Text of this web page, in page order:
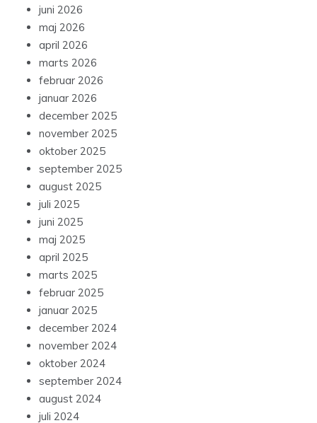
juni 2026
maj 2026
april 2026
marts 2026
februar 2026
januar 2026
december 2025
november 2025
oktober 2025
september 2025
august 2025
juli 2025
juni 2025
maj 2025
april 2025
marts 2025
februar 2025
januar 2025
december 2024
november 2024
oktober 2024
september 2024
august 2024
juli 2024